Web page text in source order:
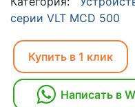
серии VLT MCD 500
Купить в 1 клик
Написать в